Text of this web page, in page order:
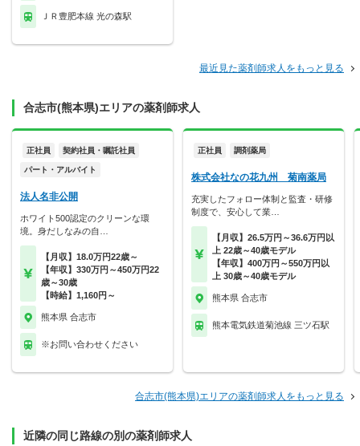
ＪＲ豊肥本線 光の森駅
最近見た薬剤師求人をもっと見る
合志市(熊本県)エリアの薬剤師求人
正社員 契約社員・嘱託社員
パート・アルバイト
法人名非公開
ホワイト500認定のクリーンな環
境。身だしなみの自…
【月収】18.0万円22歳～
【年収】330万円～450万円22
歳～30歳
【時給】1,160円～
熊本県 合志市
※お問い合わせください
正社員 調剤薬局
株式会社なの花九州 菊南薬局
充実したフォロー体制と監査・研修
制度で、安心して業…
【月収】26.5万円～36.6万円以
上 22歳～40歳モデル
【年収】400万円～550万円以
上 30歳～40歳モデル
熊本県 合志市
熊本電気鉄道菊池線 三ツ石駅
合志市(熊本県)エリアの薬剤師求人をもっと見る
近隣の同じ路線の別の薬剤師求人